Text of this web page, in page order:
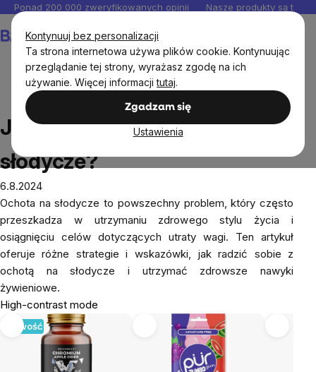
Kontynuuj bez personalizacji
Ta strona internetowa używa plików cookie. Kontynuując
przeglądanie tej strony, wyrażasz zgodę na ich
używanie. Więcej informacjitutaj.
Zgadzam się
Ustawienia
Przejść
do
treści
Ponad 200 000 zweryfikowanych opinii Nasze produkty są
Jak powstrzymać chęć na słodycze?
Jak powstrzymać chęć na
słodycze?
6.8.2024
Ochota na słodycze to powszechny problem, który często
przeszkadza w utrzymaniu zdrowego stylu życia i
osiągnięciu celów dotyczących utraty wagi. Ten artykuł
oferuje różne strategie i wskazówki, jak radzić sobie z
ochotą na słodycze i utrzymać zdrowsze nawyki
żywieniowe.
High-contrast mode
Nowość